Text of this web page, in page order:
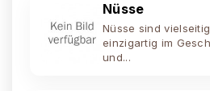
Nüsse
Nüsse sind
einzigartig im
und...